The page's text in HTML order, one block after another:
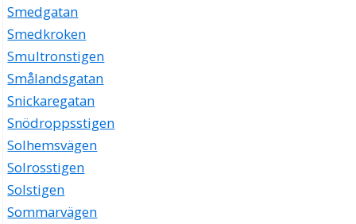
Smedgatan
Smedkroken
Smultronstigen
Smålandsgatan
Snickaregatan
Snödroppsstigen
Solhemsvägen
Solrosstigen
Solstigen
Sommarvägen